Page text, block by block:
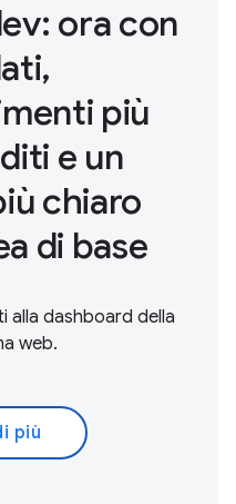
ora con
più
e un
chiaro
di base
alla dashboard della
web.
più